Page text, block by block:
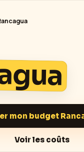
mon budget
Voir les coûts